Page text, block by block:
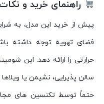
راهنمای خرید و
پیش از خرید این مدل، به
فضای تهویه توجه داشته
حرارتی را ارائه دهد. این
سالن پذیرایی، نشیمن یا
حتماً توسط تکنسین های مجاز